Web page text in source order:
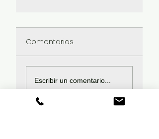
Comentarios
Escribir un comentario...